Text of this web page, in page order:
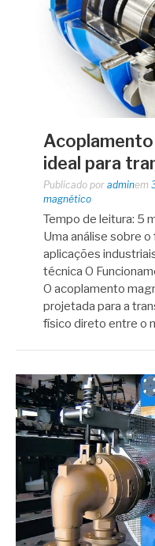
ideal para
Publicado por adminem
magnético
Tempo de leitura: 5
Uma análise sobre
aplicações
técnica O
O acoplamento
projetada para a
físico direto entre o